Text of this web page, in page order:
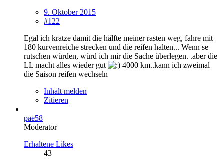
9. Oktober 2015
#122
Egal ich kratze damit die hälfte meiner rasten weg, fahre mit
180 kurvenreiche strecken und die reifen halten... Wenn se
rutschen würden, würd ich mir die Sache überlegen. .aber die
LL macht alles wieder gut
4000 km..kann ich zweimal
die Saison reifen wechseln
Inhalt melden
Zitieren
pae58
Moderator
Erhaltene Likes
43